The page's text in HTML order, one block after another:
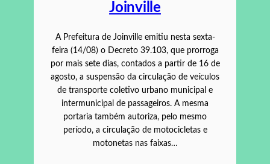
Joinville
A Prefeitura de Joinville emitiu nesta sexta-
feira (14/08) o Decreto 39.103, que prorroga
por mais sete dias, contados a partir de 16 de
agosto, a suspensão da circulação de veículos
de transporte coletivo urbano municipal e
intermunicipal de passageiros. A mesma
portaria também autoriza, pelo mesmo
período, a circulação de motocicletas e
motonetas nas faixas…